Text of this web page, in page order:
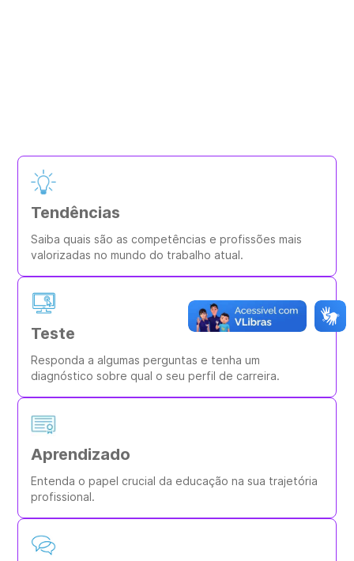
Tendências
Saiba quais são as competências e profissões mais
valorizadas no mundo do trabalho atual.
Teste
Responda a algumas perguntas e tenha um
diagnóstico sobre qual o seu perfil de carreira.
Aprendizado
Entenda o papel crucial da educação na sua trajetória
profissional.